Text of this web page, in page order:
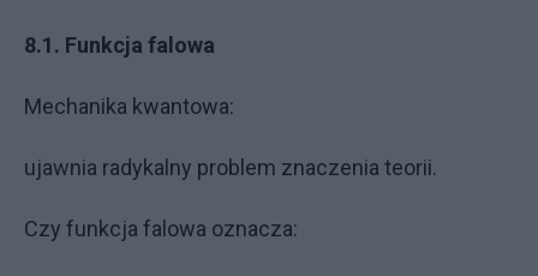
8.1. Funkcja falowa
Mechanika kwantowa:
ujawnia radykalny problem znaczenia teorii.
Czy funkcja falowa oznacza: